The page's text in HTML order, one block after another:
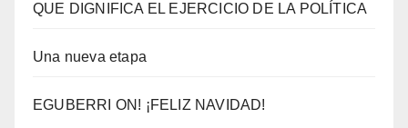
QUE DIGNIFICA EL EJERCICIO DE LA POLÍTICA
Una nueva etapa
EGUBERRI ON! ¡FELIZ NAVIDAD!